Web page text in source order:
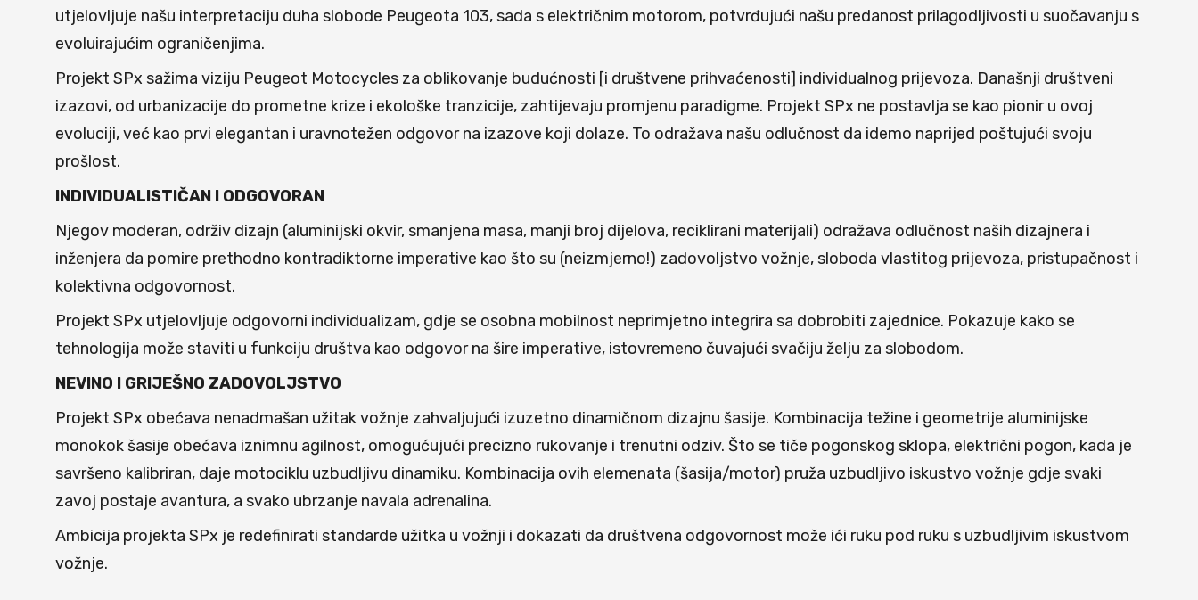
utjelovljuje našu interpretaciju duha slobode Peugeota 103, sada s električnim motorom, potvrđujući našu predanost prilagodljivosti u suočavanju s
evoluirajućim ograničenjima.
Projekt SPx sažima viziju Peugeot Motocycles za oblikovanje budućnosti [i društvene prihvaćenosti] individualnog prijevoza. Današnji društveni
izazovi, od urbanizacije do prometne krize i ekološke tranzicije, zahtijevaju promjenu paradigme. Projekt SPx ne postavlja se kao pionir u ovoj
evoluciji, već kao prvi elegantan i uravnotežen odgovor na izazove koji dolaze. To odražava našu odlučnost da idemo naprijed poštujući svoju
prošlost.
INDIVIDUALISTIČAN I ODGOVORAN
Njegov moderan, održiv dizajn (aluminijski okvir, smanjena masa, manji broj dijelova, reciklirani materijali) odražava odlučnost naših dizajnera i
inženjera da pomire prethodno kontradiktorne imperative kao što su (neizmjerno!) zadovoljstvo vožnje, sloboda vlastitog prijevoza, pristupačnost i
kolektivna odgovornost.
Projekt SPx utjelovljuje odgovorni individualizam, gdje se osobna mobilnost neprimjetno integrira sa dobrobiti zajednice. Pokazuje kako se
tehnologija može staviti u funkciju društva kao odgovor na šire imperative, istovremeno čuvajući svačiju želju za slobodom.
NEVINO I GRIJEŠNO ZADOVOLJSTVO
Projekt SPx obećava nenadmašan užitak vožnje zahvaljujući izuzetno dinamičnom dizajnu šasije. Kombinacija težine i geometrije aluminijske
monokok šasije obećava iznimnu agilnost, omogućujući precizno rukovanje i trenutni odziv. Što se tiče pogonskog sklopa, električni pogon, kada je
savršeno kalibriran, daje motociklu uzbudljivu dinamiku. Kombinacija ovih elemenata (šasija/motor) pruža uzbudljivo iskustvo vožnje gdje svaki
zavoj postaje avantura, a svako ubrzanje navala adrenalina.
Ambicija projekta SPx je redefinirati standarde užitka u vožnji i dokazati da društvena odgovornost može ići ruku pod ruku s uzbudljivim iskustvom
vožnje.